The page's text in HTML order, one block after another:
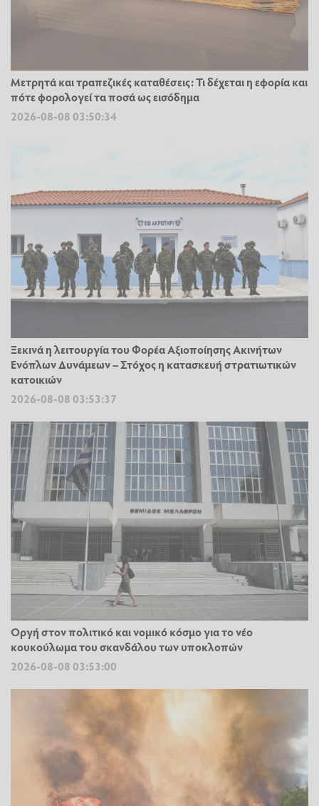
Μετρητά και τραπεζικές καταθέσεις: Τι δέχεται η εφορία και
πότε φορολογεί τα ποσά ως εισόδημα
2026-08-08 03:50:34
Ξεκινά η λειτουργία του Φορέα Αξιοποίησης Ακινήτων
Ενόπλων Δυνάμεων – Στόχος η κατασκευή στρατιωτικών
κατοικιών
2026-08-08 03:53:37
Οργή στον πολιτικό και νομικό κόσμο για το νέο
κουκούλωμα του σκανδάλου των υποκλοπών
2026-08-08 03:53:00